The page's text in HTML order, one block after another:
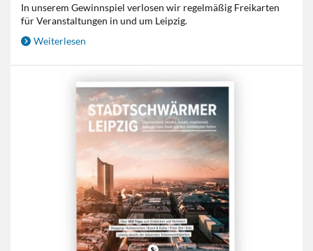
In unserem Gewinnspiel verlosen wir regelmäßig Freikarten
für Veranstaltungen in und um Leipzig.
Weiterlesen